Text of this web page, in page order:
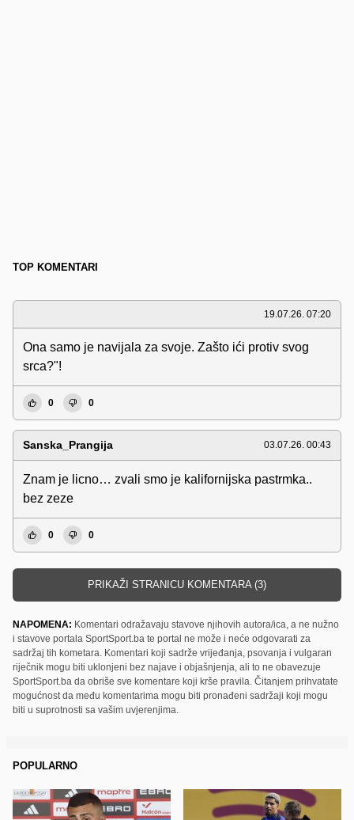
TOP KOMENTARI
19.07.26. 07:20
Ona samo je navijala za svoje. Zašto ići protiv svog
srca?"!
0 0
Sanska_Prangija 03.07.26. 00:43
Znam je licno… zvali smo je kalifornijska pastrmka..
bez zeze
0 0
PRIKAŽI STRANICU KOMENTARA (3)
NAPOMENA: Komentari odražavaju stavove njihovih autora/ica, a ne nužno
i stavove portala SportSport.ba te portal ne može i neće odgovarati za
sadržaj tih kometara. Komentari koji sadrže vrijeđanja, psovanja i vulgaran
riječnik mogu biti uklonjeni bez najave i objašnjenja, ali to ne obavezuje
SportSport.ba da obriše sve komentare koji krše pravila. Čitanjem prihvatate
mogućnost da među komentarima mogu biti pronađeni sadržaji koji mogu
biti u suprotnosti sa vašim uvjerenjima.
POPULARNO